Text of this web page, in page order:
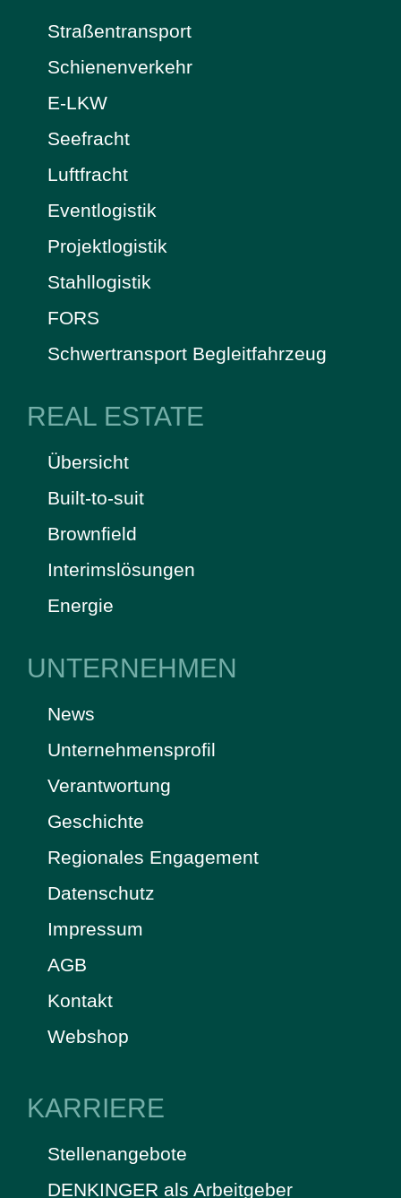
Straßentransport
Schienenverkehr
E-LKW
Seefracht
Luftfracht
Eventlogistik
Projektlogistik
Stahllogistik
FORS
Schwertransport Begleitfahrzeug
REAL ESTATE
Übersicht
Built-to-suit
Brownfield
Interimslösungen
Energie
UNTERNEHMEN
News
Unternehmensprofil
Verantwortung
Geschichte
Regionales Engagement
Datenschutz
Impressum
AGB
Kontakt
Webshop
KARRIERE
Stellenangebote
DENKINGER als Arbeitgeber